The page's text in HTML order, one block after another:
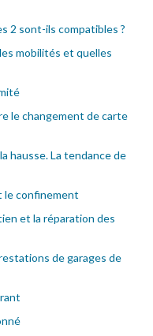
2 sont-ils compatibles ?
mobilités et quelles
le changement de carte
hausse. La tendance de
le confinement
et la réparation des
de garages de